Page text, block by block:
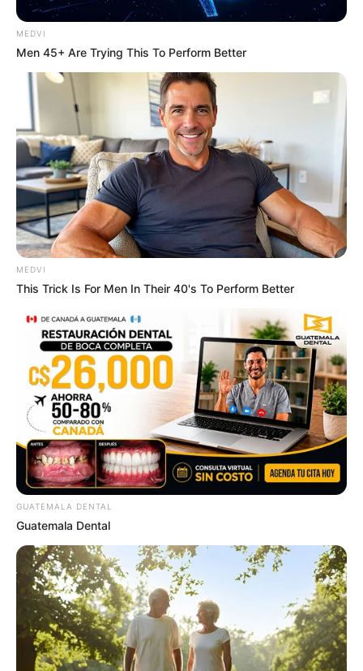
The 10 Most Stunning Women From Lebanon -
Who Is Your Favorite?
BRAINBERRIES
Of ‘Home Alone’
BRAINBERRIES
Why everything you thought you knew about water
might be wrong
CTA LOVE
MEDVI
Men 45+ Are Trying This To Perform Better
MEDVI
This Trick Is For Men In Their 40's To Perform Better
GUATEMALA DENTAL
Guatemala Dental